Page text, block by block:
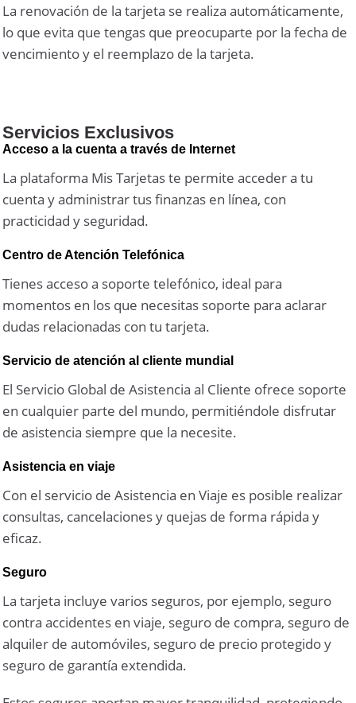
La renovación de la tarjeta se realiza automáticamente,
lo que evita que tengas que preocuparte por la fecha de
vencimiento y el reemplazo de la tarjeta.
Servicios Exclusivos
Acceso a la cuenta a través de Internet
La plataforma Mis Tarjetas te permite acceder a tu
cuenta y administrar tus finanzas en línea, con
practicidad y seguridad.
Centro de Atención Telefónica
Tienes acceso a soporte telefónico, ideal para
momentos en los que necesitas soporte para aclarar
dudas relacionadas con tu tarjeta.
Servicio de atención al cliente mundial
El Servicio Global de Asistencia al Cliente ofrece soporte
en cualquier parte del mundo, permitiéndole disfrutar
de asistencia siempre que la necesite.
Asistencia en viaje
Con el servicio de Asistencia en Viaje es posible realizar
consultas, cancelaciones y quejas de forma rápida y
eficaz.
Seguro
La tarjeta incluye varios seguros, por ejemplo, seguro
contra accidentes en viaje, seguro de compra, seguro de
alquiler de automóviles, seguro de precio protegido y
seguro de garantía extendida.